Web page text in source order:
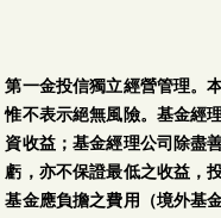
第一金投信獨立經營管理。
惟不表示絕無風險。基金經
資收益；基金經理公司除盡
虧，亦不保證最低之收益，
基金應負擔之費用（境外基